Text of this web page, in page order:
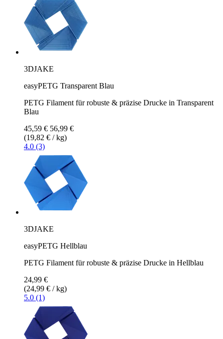
3DJAKE
easyPETG Transparent Blau
PETG Filament für robuste & präzise Drucke in Transparent
Blau
45,59 € 56,99 €
(19,82 € / kg)
4.0 (3)
3DJAKE
easyPETG Hellblau
PETG Filament für robuste & präzise Drucke in Hellblau
24,99 €
(24,99 € / kg)
5.0 (1)